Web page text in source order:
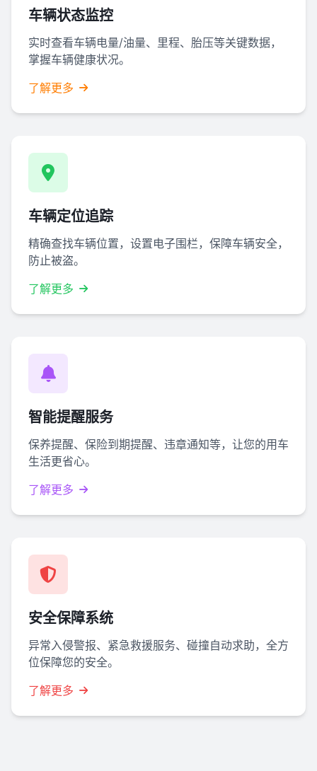
车辆状态监控
实时查看车辆电量/油量、里程、胎压等关键数据，
掌握车辆健康状况。
了解更多
车辆定位追踪
精确查找车辆位置，设置电子围栏，保障车辆安全，
防止被盗。
了解更多
智能提醒服务
保养提醒、保险到期提醒、违章通知等，让您的用车
生活更省心。
了解更多
安全保障系统
异常入侵警报、紧急救援服务、碰撞自动求助，全方
位保障您的安全。
了解更多